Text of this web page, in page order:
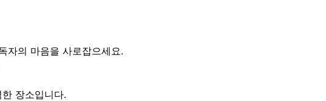
자의 마음을 사로잡으세요.
장소입니다.